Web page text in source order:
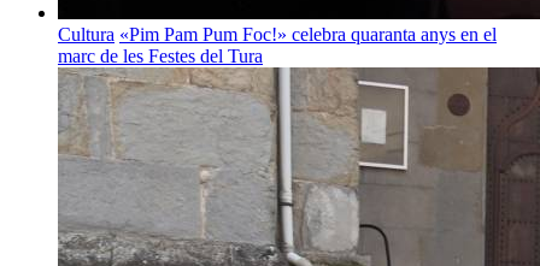
Cultura «Pim Pam Pum Foc!» celebra quaranta anys en el
marc de les Festes del Tura